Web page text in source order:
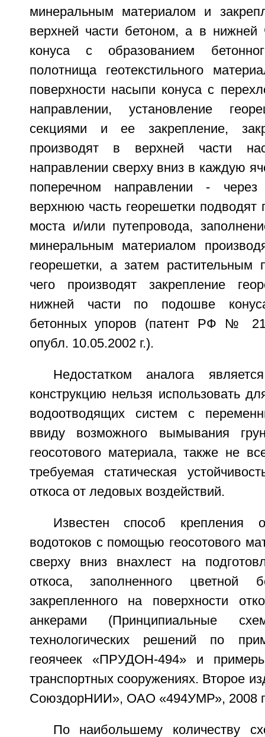
минеральным материалом и
верхней части бетоном, а в
конуса с образованием
полотнища геотекстильного
поверхности насыпи конуса с
направлении, установление
секциями и ее закрепление,
производят в верхней части
направлении сверху вниз в каждую
поперечном направлении -
верхнюю часть георешетки
моста и/или путепровода,
минеральным материалом
георешетки, а затем растительным
чего производят закрепление
нижней части по подошве
бетонных упоров (патент РФ №
опубл. 10.05.2002 г.).
Недостатком аналога
конструкцию нельзя использовать
водоотводящих систем с
ввиду возможного вымывания
геосотового материала, также не
требуемая статическая
откоса от ледовых воздействий.
Известен способ крепления
водотоков с помощью геосотового
сверху вниз внахлест на
откоса, заполненного цветной
закрепленного на поверхности
анкерами (Принципиальные
технологических решений по
геоячеек «ПРУДОН-494» и
транспортных сооружениях. Второе
СоюздорНИИ», ОАО «494УМР», 2008
По наибольшему количеству